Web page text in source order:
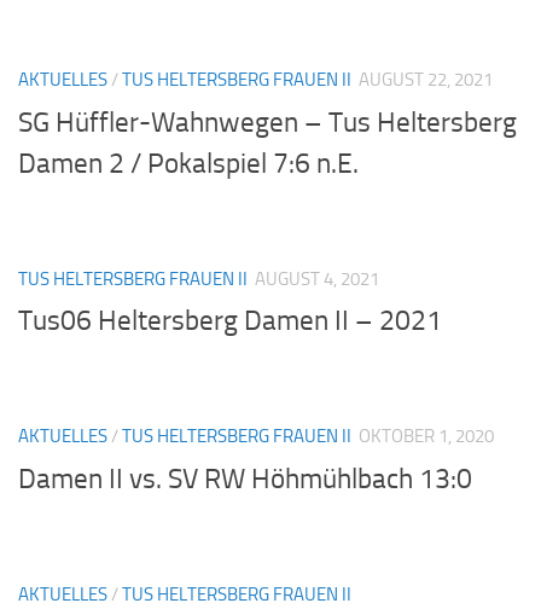
AKTUELLES /TUS HELTERSBERG FRAUEN II AUGUST 22, 2021
SG Hüffler-Wahnwegen – Tus Heltersberg
Damen 2 / Pokalspiel 7:6 n.E.
TUS HELTERSBERG FRAUEN II AUGUST 4, 2021
Tus06 Heltersberg Damen II – 2021
AKTUELLES /TUS HELTERSBERG FRAUEN II OKTOBER 1, 2020
Damen II vs. SV RW Höhmühlbach 13:0
AKTUELLES /TUS HELTERSBERG FRAUEN II